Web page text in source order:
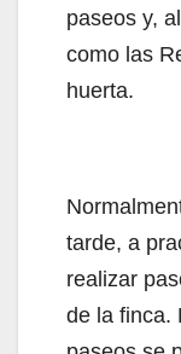
paseos y,
como las
huerta.
tarde, a
realizar
de la finca.